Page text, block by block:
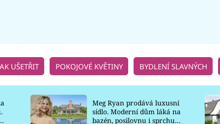
UŠETŘIT POKOJOVÉ KVĚTINY BYDLENÍ SLAVNÝCH
Meg Ryan prodává luxusní
sídlo. Moderní dům láká na
bazén, posilovnu i sprchu